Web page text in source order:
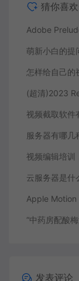
猜你喜欢
服务器有哪几
视频编辑培训
发表评论